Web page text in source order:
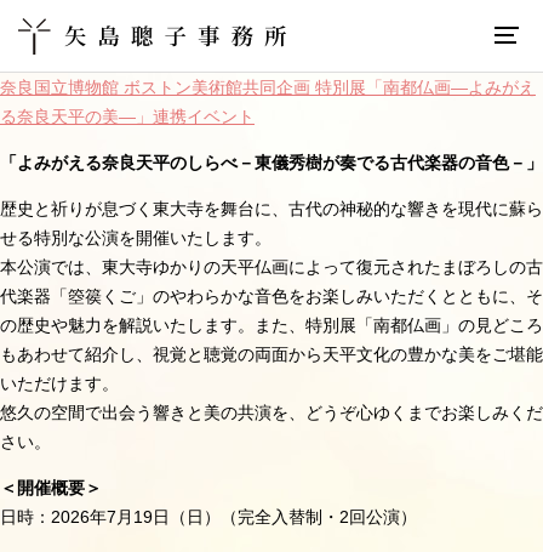
奈良国立博物館 ボストン美術館共同企画 特別展「南都仏画―よみがえ
る奈良天平の美―」連携イベント
「よみがえる奈良天平のしらべ－東儀秀樹が奏でる古代楽器の音色－」
歴史と祈りが息づく東大寺を舞台に、古代の神秘的な響きを現代に蘇ら
せる特別な公演を開催いたします。
本公演では、東大寺ゆかりの天平仏画によって復元されたまぼろしの古
代楽器「箜篌くご」のやわらかな音色をお楽しみいただくとともに、そ
の歴史や魅力を解説いたします。また、特別展「南都仏画」の見どころ
もあわせて紹介し、視覚と聴覚の両面から天平文化の豊かな美をご堪能
いただけます。
悠久の空間で出会う響きと美の共演を、どうぞ心ゆくまでお楽しみくだ
さい。
＜開催概要＞
日時： 2026年7 月 19日（日）（完全入替制・ 2回公演）